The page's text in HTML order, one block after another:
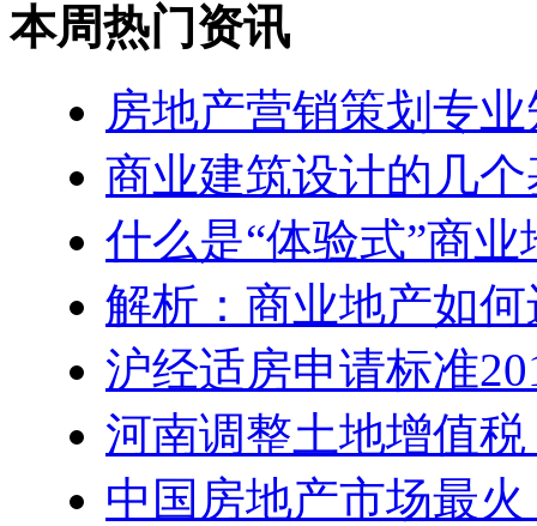
本周热门资讯
房地产营销策划专
商业建筑设计的几
什么是“体验式”商业
解析：商业地产如
沪经适房申请标准
河南调整土地增值
中国房地产市场最